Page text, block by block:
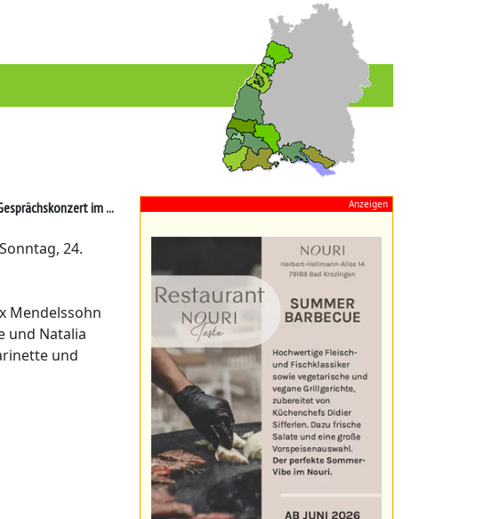
im ...
24.
Mendelssohn
und Natalia
und
Anzeigen